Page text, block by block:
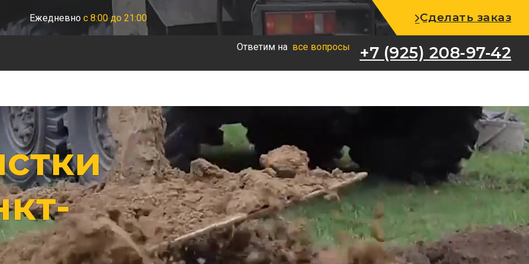
+7 (925) 208-97-42
Ежедневно с 8:00 до 21:00 Сделать заказ
Ответим на все вопросы +7 (925) 208-97-42